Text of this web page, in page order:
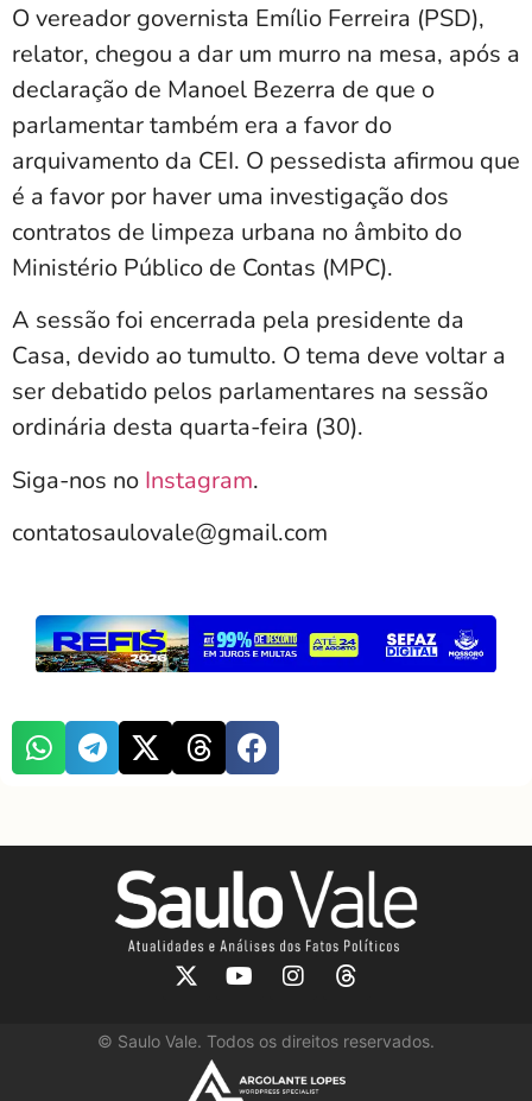
O vereador governista Emílio Ferreira (PSD),
relator, chegou a dar um murro na mesa, após a
declaração de Manoel Bezerra de que o
parlamentar também era a favor do
arquivamento da CEI. O pessedista afirmou que
é a favor por haver uma investigação dos
contratos de limpeza urbana no âmbito do
Ministério Público de Contas (MPC).
A sessão foi encerrada pela presidente da
Casa, devido ao tumulto. O tema deve voltar a
ser debatido pelos parlamentares na sessão
ordinária desta quarta-feira (30).
Siga-nos no Instagram.
contatosaulovale@gmail.com
© Saulo Vale. Todos os direitos reservados.